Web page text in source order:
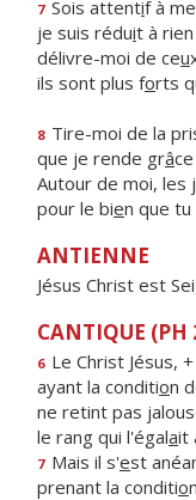
7 Sois attentif à
je suis réduit à
délivre-moi de ceu
ils sont plus forts
8 Tire-moi de la
que je rende grâ
Autour de moi, les j
pour le bien que tu
ANTIENNE
Jésus Christ est
CANTIQUE (PH
6 Le Christ Jésus, +
ayant la condition
ne retint pas
le rang qui l'égalait
7 Mais il s'est
prenant la conditio